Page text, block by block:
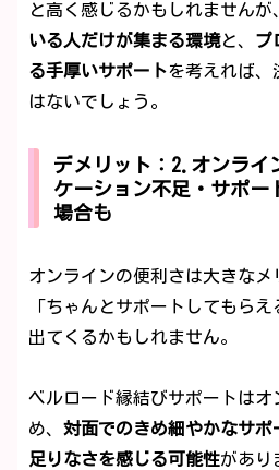
と高く感じるかもしれませんが
いる人だけが集まる環境と、 プ
る手厚いサポートを考えれば、
はないでしょう。
デメリット：2.オンライ
ケーション不足・サポー
場合も
オンラインの便利さは大きな
「ちゃんとサポートしてもら
出てくるかもしれません。
ベルロード縁結びサポートはオ
め、 対面でのきめ細やかなサポ
足りなさを感じる可能性があり